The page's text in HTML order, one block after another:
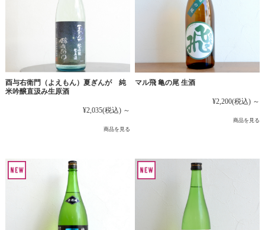
酉与右衛門（よえもん）夏ぎんが 純
米吟醸直汲み生原酒
¥2,035(税込) ～
商品を見る
マル飛 亀の尾 生酒
¥2,200(税込) ～
商品を見る